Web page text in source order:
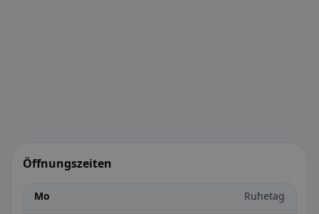
Öffnungszeiten
Mo
Ruhetag